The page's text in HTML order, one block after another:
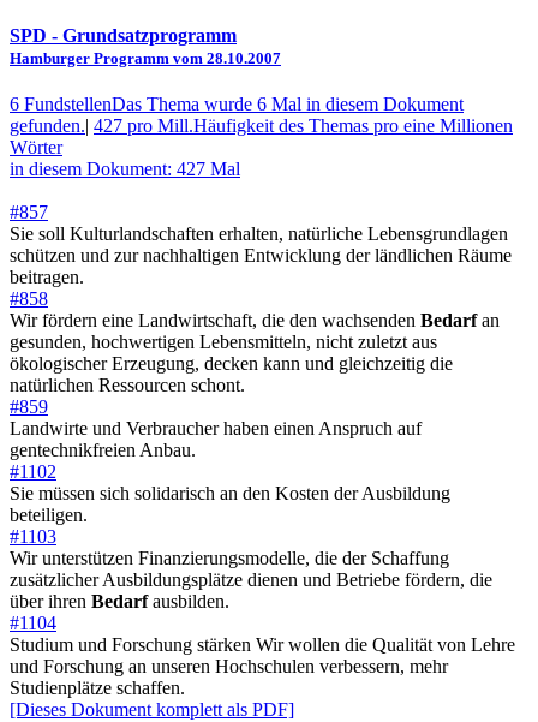
SPD - Grundsatzprogramm
Hamburger Programm vom 28.10.2007
6 FundstellenDas Thema wurde 6 Mal in diesem Dokument
gefunden.| 427 pro Mill.Häufigkeit des Themas pro eine Millionen
Wörter
in diesem Dokument: 427 Mal
#857
Sie soll Kulturlandschaften erhalten, natürliche Lebensgrundlagen
schützen und zur nachhaltigen Entwicklung der ländlichen Räume
beitragen.
#858
Wir fördern eine Landwirtschaft, die den wachsenden Bedarfan
gesunden, hochwertigen Lebensmitteln, nicht zuletzt aus
ökologischer Erzeugung, decken kann und gleichzeitig die
natürlichen Ressourcen schont.
#859
Landwirte und Verbraucher haben einen Anspruch auf
gentechnikfreien Anbau.
#1102
Sie müssen sich solidarisch an den Kosten der Ausbildung
beteiligen.
#1103
Wir unterstützen Finanzierungsmodelle, die der Schaffung
zusätzlicher Ausbildungsplätze dienen und Betriebe fördern, die
über ihren Bedarfausbilden.
#1104
Studium und Forschung stärken Wir wollen die Qualität von Lehre
und Forschung an unseren Hochschulen verbessern, mehr
Studienplätze schaffen.
[Dieses Dokument komplett als PDF]